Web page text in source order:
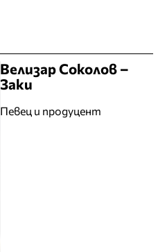
Велизар Соколов –
Заки
Певец и продуцент